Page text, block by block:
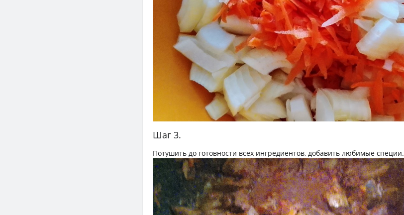
Шаг 3.
Потушить до готовности всех ингредиентов, добавить любимые специи.